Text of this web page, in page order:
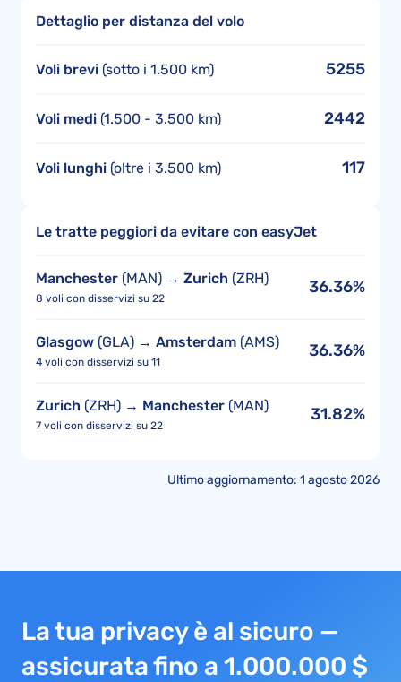
Dettaglio per distanza del volo
Voli brevi (sotto i 1.500 km) 5255
Voli medi (1.500 - 3.500 km) 2442
Voli lunghi (oltre i 3.500 km) 117
Le tratte peggiori da evitare con easyJet
Manchester (MAN) → Zurich (ZRH)
8 voli con disservizi su 22
36.36%
Glasgow (GLA) → Amsterdam (AMS)
4 voli con disservizi su 11
36.36%
Zurich (ZRH) → Manchester (MAN)
7 voli con disservizi su 22
31.82%
Ultimo aggiornamento: 1 agosto 2026
La tua privacy è al sicuro —
assicurata fino a 1.000.000 $